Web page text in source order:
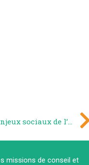
Les enjeux sociaux de l’eau et de l’assainissement vus par les Français (Harris/SIAAP)
missions de conseil et